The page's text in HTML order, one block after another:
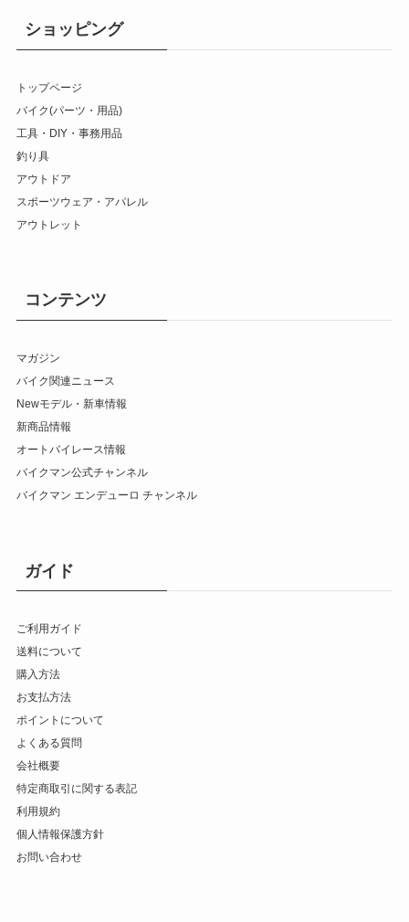
ショッピング
トップページ
バイク(パーツ・用品)
工具・DIY・事務用品
釣り具
アウトドア
スポーツウェア・アパレル
アウトレット
コンテンツ
マガジン
バイク関連ニュース
Newモデル・新車情報
新商品情報
オートバイレース情報
バイクマン公式チャンネル
バイクマン エンデューロ チャンネル
ガイド
ご利用ガイド
送料について
購入方法
お支払方法
ポイントについて
よくある質問
会社概要
特定商取引に関する表記
利用規約
個人情報保護方針
お問い合わせ